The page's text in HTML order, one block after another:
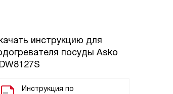
инструкцию для
посуды Asko
Инструкция по